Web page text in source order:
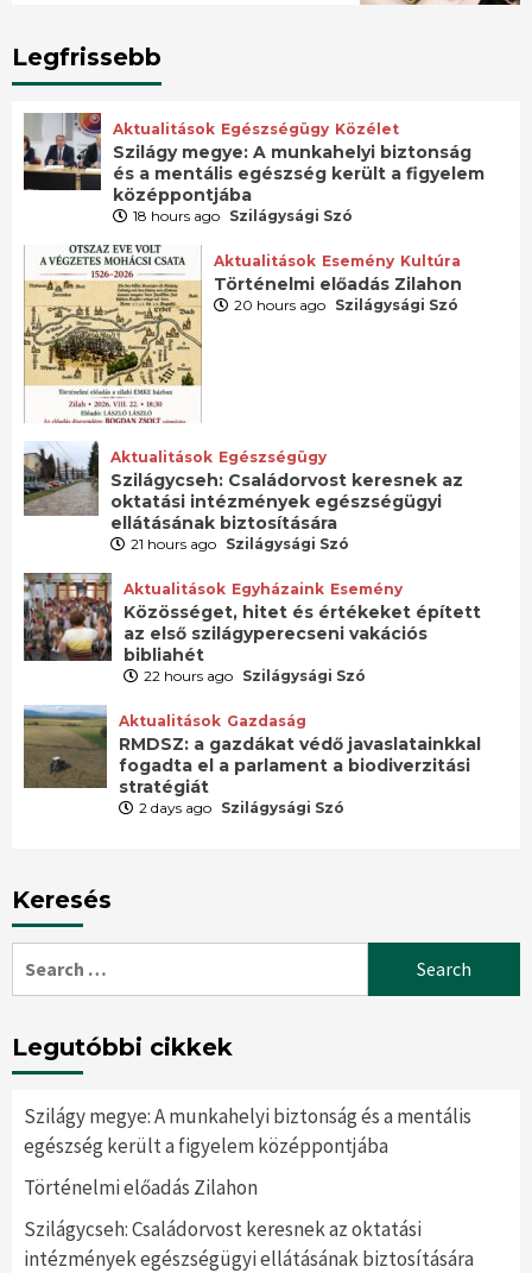
Legfrissebb
Aktualitások Egészségügy Közélet
Szilágy megye: A munkahelyi biztonság
és a mentális egészség került a figyelem
középpontjába
18 hours ago Szilágysági Szó
Aktualitások Esemény Kultúra
Történelmi előadás Zilahon
20 hours ago Szilágysági Szó
Aktualitások Egészségügy
Szilágycseh: Családorvost keresnek az
oktatási intézmények egészségügyi
ellátásának biztosítására
21 hours ago Szilágysági Szó
Aktualitások Egyházaink Esemény
Közösséget, hitet és értékeket épített
az első szilágyperecseni vakációs
bibliahét
22 hours ago Szilágysági Szó
Aktualitások Gazdaság
RMDSZ: a gazdákat védő javaslatainkkal
fogadta el a parlament a biodiverzitási
stratégiát
2 days ago Szilágysági Szó
Keresés
for:
Legutóbbi cikkek
Szilágy megye: A munkahelyi biztonság és a mentális
egészség került a figyelem középpontjába
Történelmi előadás Zilahon
Szilágycseh: Családorvost keresnek az oktatási
intézmények egészségügyi ellátásának biztosítására